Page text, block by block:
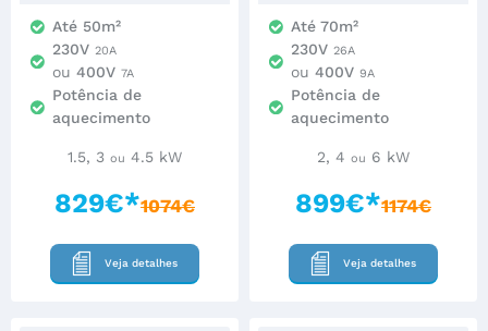
Até 50m²
230V 20A
ou 400V 7A
Potência de
aquecimento
1.5, 3 ou 4.5 kW
829€*1074€
Veja detalhes
Até 70m²
230V 26A
ou 400V 9A
Potência de
aquecimento
2, 4 ou 6 kW
899€*1174€
Veja detalhes